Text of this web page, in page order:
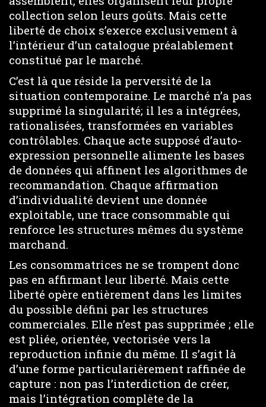
collection selon leurs goûts. Mais cette
liberté de choix s’exerce exclusivement à
l’intérieur d’un catalogue préalablement
constitué par le marché.
C’est là que réside la perversité de la
situation contemporaine. Le marché n’a pas
supprimé la singularité; il les a intégrées,
rationalisées, transformées en variables
contrôlables. Chaque acte supposé d’auto-
expression personnelle alimente les bases
de données qui affinent les algorithmes de
recommandation. Chaque affirmation
d’individualité devient une donnée
exploitable, une trace consommable qui
renforce les structures mêmes du système
marchand.
Les consommatrices ne se trompent donc
pas en affirmant leur liberté. Mais cette
liberté opère entièrement dans les limites
du possible défini par les structures
commerciales. Elle n’est pas supprimée ; elle
est pliée, orientée, vectorisée vers la
reproduction infinie du même. Il s’agit là
d’une forme particularièrement raffinée de
capture : non pas l’interdiction de créer,
mais l’intégration complète de la